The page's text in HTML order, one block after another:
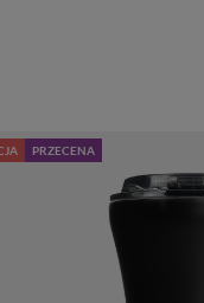
PRZECENA